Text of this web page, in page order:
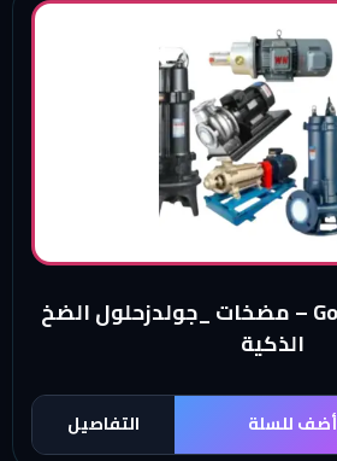
مضخات Golds Pump – مضخات _جولدزحلول الضخ
الذكية
التفاصيل أضف للسلة